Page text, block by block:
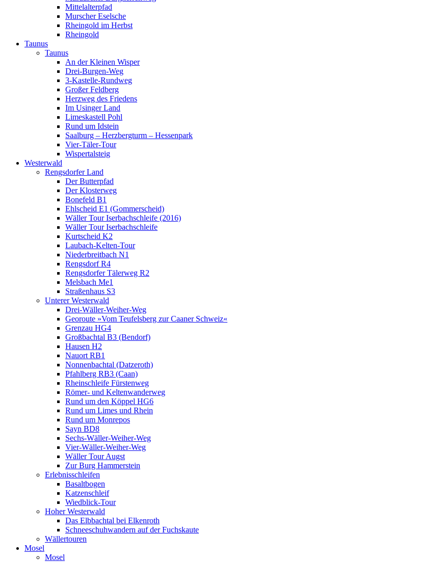
Mittelalterpfad
Murscher Eselsche
Rheingold im Herbst
Rheingold
Taunus
Taunus
An der Kleinen Wisper
Drei-Burgen-Weg
3-Kastelle-Rundweg
Großer Feldberg
Herzweg des Friedens
Im Usinger Land
Limeskastell Pohl
Rund um Idstein
Saalburg – Herzbergturm – Hessenpark
Vier-Täler-Tour
Wispertalsteig
Westerwald
Rengsdorfer Land
Der Butterpfad
Der Klosterweg
Bonefeld B1
Ehlscheid E1 (Gommerscheid)
Wäller Tour Iserbachschleife (2016)
Wäller Tour Iserbachschleife
Kurtscheid K2
Laubach-Kelten-Tour
Niederbreitbach N1
Rengsdorf R4
Rengsdorfer Tälerweg R2
Melsbach Me1
Straßenhaus S3
Unterer Westerwald
Drei-Wäller-Weiher-Weg
Georoute »Vom Teufelsberg zur Caaner Schweiz«
Grenzau HG4
Großbachtal B3 (Bendorf)
Hausen H2
Nauort RB1
Nonnenbachtal (Datzeroth)
Pfahlberg RB3 (Caan)
Rheinschleife Fürstenweg
Römer- und Keltenwanderweg
Rund um den Köppel HG6
Rund um Limes und Rhein
Rund um Monrepos
Sayn BD8
Sechs-Wäller-Weiher-Weg
Vier-Wäller-Weiher-Weg
Wäller Tour Augst
Zur Burg Hammerstein
Erlebnisschleifen
Basaltbogen
Katzenschleif
Wiedblick-Tour
Hoher Westerwald
Das Elbbachtal bei Elkenroth
Schneeschuhwandern auf der Fuchskaute
Wällertouren
Mosel
Mosel